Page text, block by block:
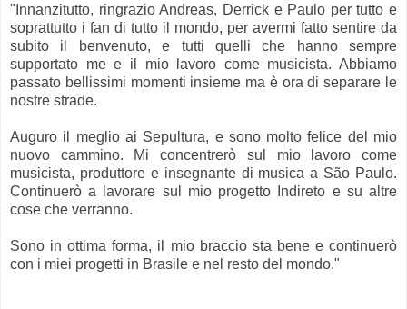
"Innanzitutto, ringrazio Andreas, Derrick e Paulo per tutto e
soprattutto i fan di tutto il mondo, per avermi fatto sentire da
subito il benvenuto, e tutti quelli che hanno sempre
supportato me e il mio lavoro come musicista. Abbiamo
passato bellissimi momenti insieme ma è ora di separare le
nostre strade.
Auguro il meglio ai Sepultura, e sono molto felice del mio
nuovo cammino. Mi concentrerò sul mio lavoro come
musicista, produttore e insegnante di musica a São Paulo.
Continuerò a lavorare sul mio progetto Indireto e su altre
cose che verranno.
Sono in ottima forma, il mio braccio sta bene e continuerò
con i miei progetti in Brasile e nel resto del mondo."